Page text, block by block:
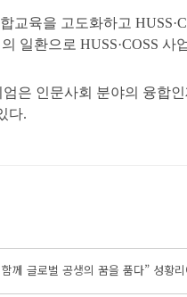
교육을 고도화하고
일환으로 HUSS·COSS
은 인문사회 분야의 융합
다.
께 글로벌 공생의 꿈을 품다” 성황